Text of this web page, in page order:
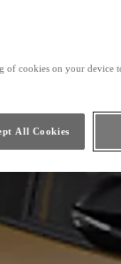
cookies on your device
All Cookies